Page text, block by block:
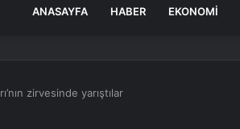
ANASAYFA HABER EKONOMI
zirvesinde yarıştılar